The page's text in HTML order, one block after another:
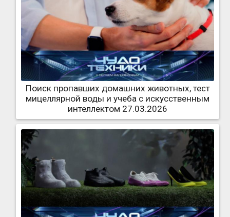
Поиск пропавших домашних животных, тест
мицеллярной воды и учеба с искусственным
интеллектом 27.03.2026